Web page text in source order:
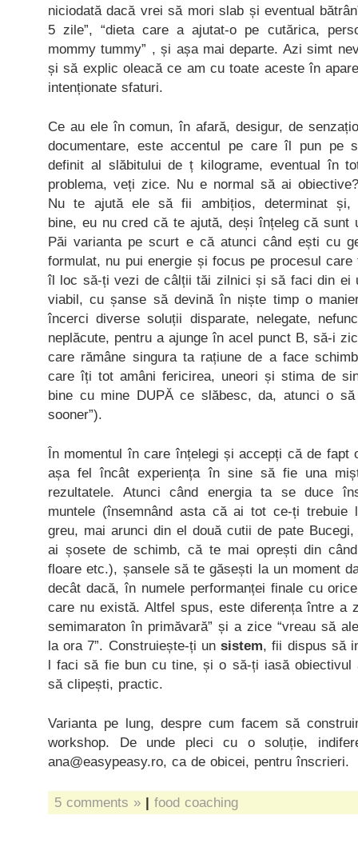
niciodată dacă vrei să mori slab și eventual
5 zile”, “dieta care a ajutat-o pe cutărica,
mommy tummy” , și așa mai departe. Azi simt
și să explic oleacă ce am cu toate aceste în
intenționate sfaturi.
Ce au ele în comun, în afară, desigur, de
documentare, este accentul pe care îl pun pe
definit al slăbitului de ț kilograme, eventual în
problema, veți zice. Nu e normal să ai
Nu te ajută ele să fii ambițios, determinat și,
bine, eu nu cred că te ajută, deși înțeleg că sunt
Păi varianta pe scurt e că atunci când ești cu
formulat, nu pui energie și focus pe procesul
îl loc să-ți vezi de câlții tăi zilnici și să faci din ei
viabil, cu șanse să devină în niște timp o
încerci diverse soluții disparate, nelegate,
neplăcute, pentru a ajunge în acel punct B, să-i
care rămâne singura ta rațiune de a face
care îți tot amâni fericirea, uneori și stima de
bine cu mine DUPĂ ce slăbesc, da, atunci o
sooner”).
În momentul în care înțelegi și accepți că de fapt
așa fel încât experiența în sine să fie una
rezultatele. Atunci când energia ta se duce
muntele (însemnând asta că ai tot ce-ți
greu, mai arunci din el două cutii de pate
ai șosete de schimb, că te mai oprești din
floare etc.), șansele să te găsești la un moment
decât dacă, în numele performanței finale cu
care nu există. Altfel spus, este diferența între a
semimaraton în primăvară” și a zice “vreau să
la ora 7”. Construiește-ți unsistem, fii dispus să
l faci să fie bun cu tine, și o să-ți iasă obiectivul
să clipești, practic.
Varianta pe lung, despre cum facem să
workshop. De unde pleci cu o soluție,
ana@easypeasy.ro, ca de obicei, pentru înscrieri.
5 comments » | food coaching